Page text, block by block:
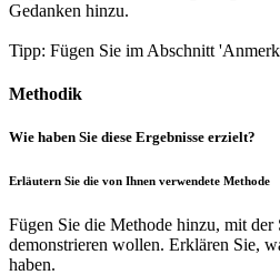
Gedanken hinzu.
Tipp: Fügen Sie im Abschnitt
Methodik
Wie haben Sie diese Ergebnisse erzielt?
Erläutern Sie die von Ihnen verwendete Methode
Fügen Sie die Methode hinzu, mit der
demonstrieren wollen. Erklären Sie,
haben.